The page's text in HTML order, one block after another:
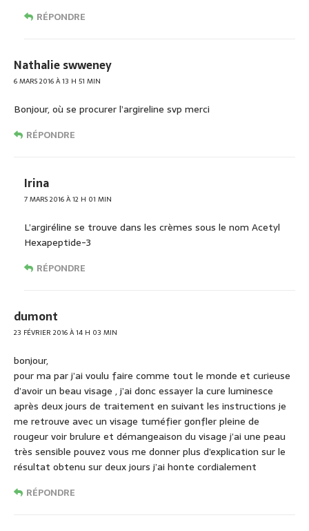
RÉPONDRE
Nathalie swweney
6 MARS 2016 À 13 H 51 MIN
Bonjour, où se procurer l’argireline svp merci
RÉPONDRE
Irina
7 MARS 2016 À 12 H 01 MIN
L’argiréline se trouve dans les crèmes sous le nom Acetyl
Hexapeptide-3
RÉPONDRE
dumont
23 FÉVRIER 2016 À 14 H 03 MIN
bonjour,
pour ma par j’ai voulu faire comme tout le monde et curieuse
d’avoir un beau visage , j’ai donc essayer la cure luminesce
après deux jours de traitement en suivant les instructions je
me retrouve avec un visage tuméfier gonfler pleine de
rougeur voir brulure et démangeaison du visage j’ai une peau
très sensible pouvez vous me donner plus d’explication sur le
résultat obtenu sur deux jours j’ai honte cordialement
RÉPONDRE